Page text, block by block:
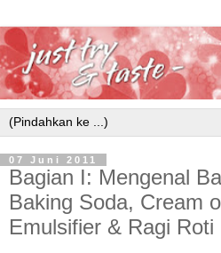
07 Juni 2011
Bagian I: Mengenal
Baking Soda, Cream
Emulsifier & Ragi Roti